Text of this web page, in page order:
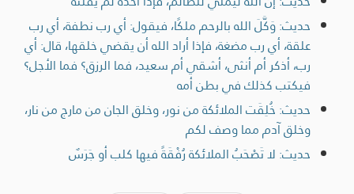
حديث: وَكَّلَ الله بالرحم ملكًا، فيقول: أي رب نطفة، أي رب
علقة، أي رب مضغة، فإذا أراد الله أن يقضي خلقها، قال: أي
رب، أذكر أم أنثى، أشقي أم سعيد، فما الرزق؟ فما الأجل؟
فيكتب كذلك في بطن أمه
حديث: خُلِقَت الملائكة من نور، وخلق الجان من مارج من نار،
وخلق آدم مما وصف لكم
حديث: لا تَصْحَبُ الملائكة رُفْقَةً فيها كلب أو جَرَسٌ